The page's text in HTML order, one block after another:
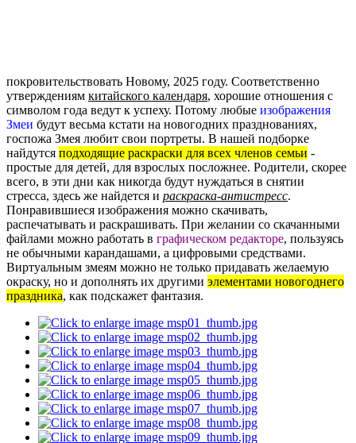
покровительствовать Новому, 2025 году. Соответственно
утверждениям китайского календаря, хорошие отношения с
символом года ведут к успеху. Потому любые изображения
Змеи будут весьма кстати на новогодних празднованиях,
госпожа Змея любит свои портреты. В нашей подборке
найдутся подходящие раскраски для всех членов семьи -
простые для детей, для взрослых посложнее. Родители, скорее
всего, в эти дни как никогда будут нуждаться в снятии
стресса, здесь же найдется и раскраска-антистресс.
Понравившиеся изображения можно скачивать,
распечатывать и раскрашивать. При желании со скачанными
файлами можно работать в графическом редакторе, пользуясь
не обычными карандашами, а цифровыми средствами.
Виртуальным змеям можно не только придавать желаемую
окраску, но и дополнять их другими элементами новогоднего
праздника, как подскажет фантазия.